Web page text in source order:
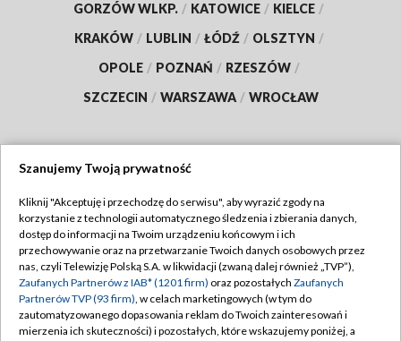
GORZÓW WLKP. / KATOWICE / KIELCE /
KRAKÓW / LUBLIN / ŁÓDŹ / OLSZTYN /
OPOLE / POZNAŃ / RZESZÓW /
SZCZECIN / WARSZAWA / WROCŁAW
TVP
Abonament TVP
Emisja w TVP
Centrum informacji TVP
Naziemna Telewizja Cyfrowa
Regulamin TVP
Polityka prywatności
Moje zgody
Szanujemy Twoją prywatność
Kliknij "Akceptuję i przechodzę do serwisu", aby wyrazić zgody na
korzystanie z technologii automatycznego śledzenia i zbierania danych,
dostęp do informacji na Twoim urządzeniu końcowym i ich
przechowywanie oraz na przetwarzanie Twoich danych osobowych przez
nas, czyli Telewizję Polską S.A. w likwidacji (zwaną dalej również „TVP”),
Zaufanych Partnerów z IAB* (1201 firm) oraz pozostałych Zaufanych
Partnerów TVP (93 firm), w celach marketingowych (w tym do
zautomatyzowanego dopasowania reklam do Twoich zainteresowań i
mierzenia ich skuteczności) i pozostałych, które wskazujemy poniżej, a